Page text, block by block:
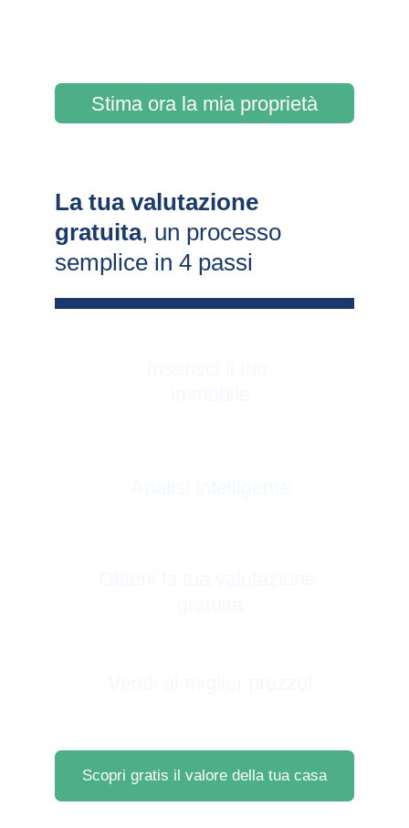
Stima ora la mia proprietà
Scopri gratis il valore della tua casa
La tua valutazione
gratuita, un processo
semplice in 4 passi